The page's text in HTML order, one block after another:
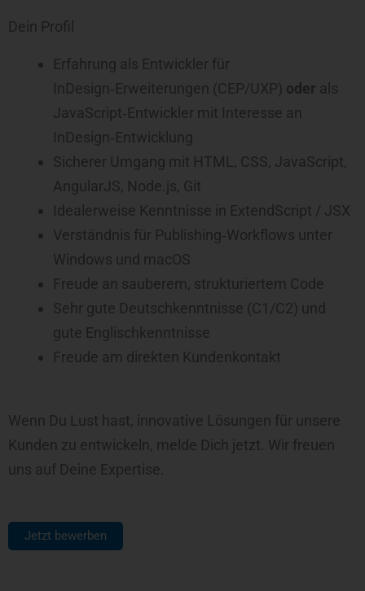
Dein Profil
Erfahrung als Entwickler für
InDesign‑Erweiterungen (CEP/UXP) oder als
JavaScript‑Entwickler mit Interesse an
InDesign‑Entwicklung
Sicherer Umgang mit HTML, CSS, JavaScript,
AngularJS, Node.js, Git
Idealerweise Kenntnisse in ExtendScript / JSX
Verständnis für Publishing‑Workflows unter
Windows und macOS
Freude an sauberem, strukturiertem Code
Sehr gute Deutschkenntnisse (C1/C2) und
gute Englischkenntnisse
Freude am direkten Kundenkontakt
Wenn Du Lust hast, innovative Lösungen für unsere
Kunden zu entwickeln, melde Dich jetzt. Wir freuen
uns auf Deine Expertise.
Jetzt bewerben